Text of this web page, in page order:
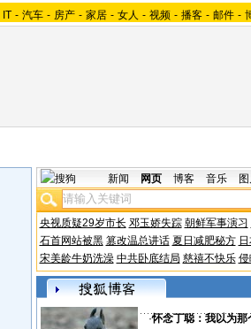
IT - 汽车 - 房产 - 家居 - 女人 - 视频 - 播客 - 邮件 -
新闻 网页 博客 音乐
央视质疑29岁市长 邓玉娇失踪 朝鲜军事演习
石首网站被黑 篡改温总讲话 夏日减肥秘方
宋美龄牛奶洗澡 中共卧底结局 慈禧不快乐
·怀念丁聪：我以为那